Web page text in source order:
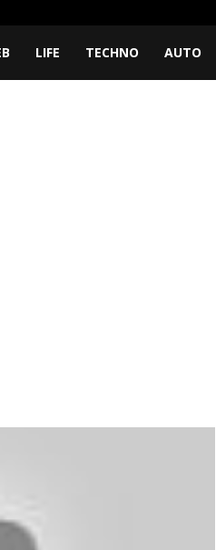
LIFE TECHNO AUTO